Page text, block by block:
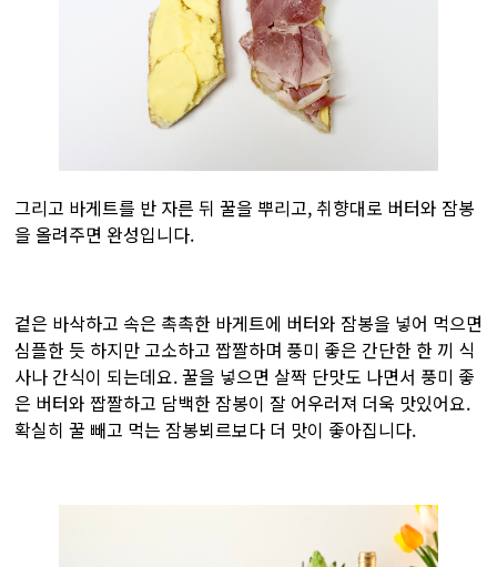
그리고 바게트를 반 자른 뒤 꿀을 뿌리고, 취향대로 버터와 잠봉
을 올려주면 완성입니다.
겉은 바삭하고 속은 촉촉한 바게트에 버터와 잠봉을 넣어 먹으면
심플한 듯 하지만 고소하고 짭짤하며 풍미 좋은 간단한 한 끼 식
사나 간식이 되는데요. 꿀을 넣으면 살짝 단맛도 나면서 풍미 좋
은 버터와 짭짤하고 담백한 잠봉이 잘 어우러져 더욱 맛있어요.
확실히 꿀 빼고 먹는 잠봉뵈르보다 더 맛이 좋아집니다.